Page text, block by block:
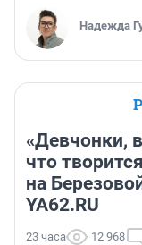
Надежда
«Девчонки,
что
на
YA62.RU
23 часа 12 968